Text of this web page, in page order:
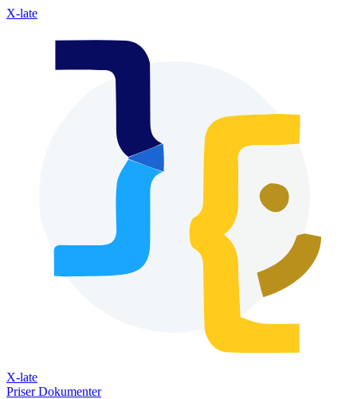
X-late
X-late
PriserDokumenter